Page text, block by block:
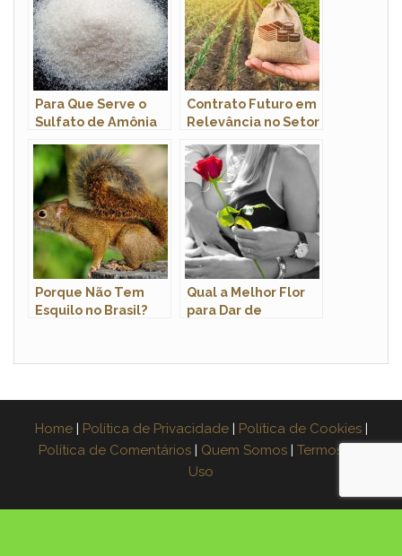
Para Que Serve o
Sulfato de Amônia
Contrato Futuro em
Relevância no Setor
Porque Não Tem
Esquilo no Brasil?
Qual a Melhor Flor
para Dar de
Home | Política de Privacidade | Política de Cookies |
Política de Comentários | Quem Somos | Termos de
Uso